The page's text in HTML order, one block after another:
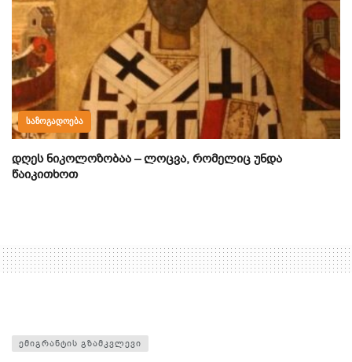
ᲡᲐᲖᲝᲒᲐᲓᲝᲔᲑᲐ
დღეს ნიკოლოზობაა – ლოცვა, რომელიც უნდა
წაიკითხოთ
ᲔᲛᲘᲒᲠᲐᲜᲢᲘᲡ ᲒᲖᲐᲛᲙᲕᲚᲔᲕᲘ